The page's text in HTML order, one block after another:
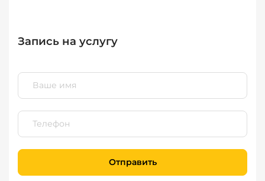
Запись на услугу
Отправить